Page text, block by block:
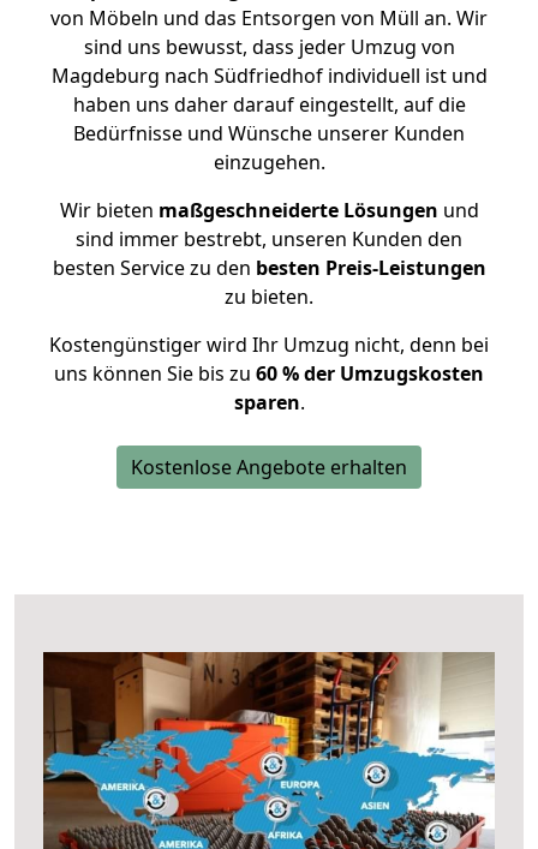
von Möbeln und das Entsorgen von Müll an. Wir
sind uns bewusst, dass jeder Umzug von
Magdeburg nach Südfriedhof individuell ist und
haben uns daher darauf eingestellt, auf die
Bedürfnisse und Wünsche unserer Kunden
einzugehen.
Wir bieten maßgeschneiderte Lösungen und
sind immer bestrebt, unseren Kunden den
besten Service zu den besten Preis-Leistungen
zu bieten.
Kostengünstiger wird Ihr Umzug nicht, denn bei
uns können Sie bis zu 60 % der Umzugskosten
sparen.
Kostenlose Angebote erhalten